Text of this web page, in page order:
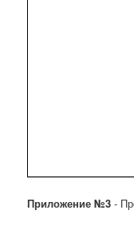
Приложение №3-